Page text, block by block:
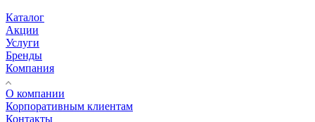
Каталог
Акции
Услуги
Бренды
Компания
О компании
Корпоративным клиентам
Контакты